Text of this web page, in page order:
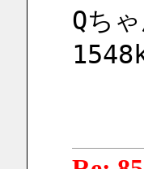
Qち